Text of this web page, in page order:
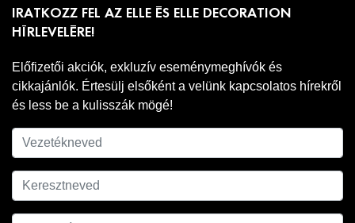
IRATKOZZ FEL AZ ELLE ÉS ELLE DECORATION
HÍRLEVELÉRE!
Előfizetői akciók, exkluzív eseménymeghívók és
cikkajánlók. Értesülj elsőként a velünk kapcsolatos hírekről
és less be a kulisszák mögé!